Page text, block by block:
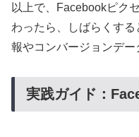
以上で、Facebookピク
わったら、しばらくす
報やコンバージョンデー
実践ガイド：